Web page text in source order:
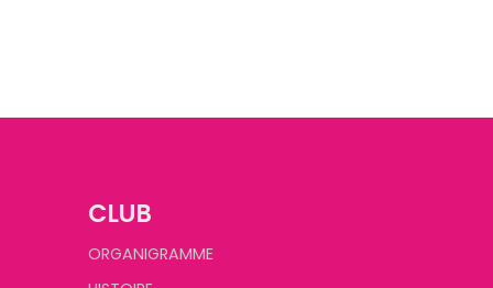
CLUB
ORGANIGRAMME